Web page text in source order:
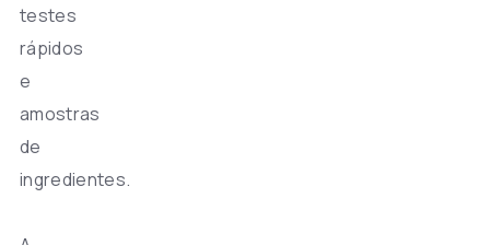
testes
rápidos
e
amostras
de
ingredientes.